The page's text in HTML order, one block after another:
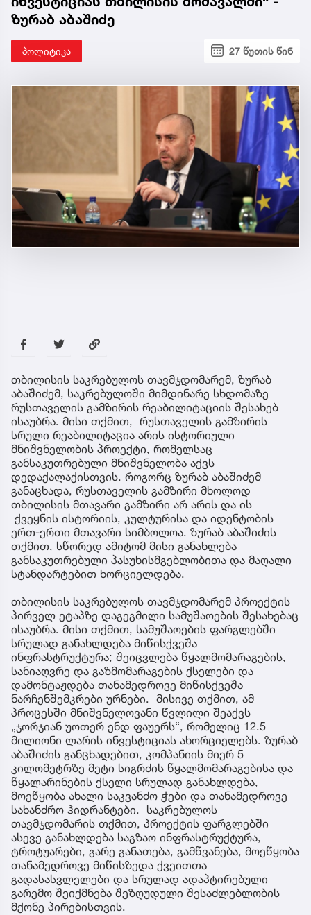
ზურაბ აბაშიძე
პოლიტიკა 27 წუთის წინ
თბილისის საკრებულოს თავმჯდომარემ, ზურაბ
აბაშიძემ, საკრებულოში მიმდინარე სხდომაზე
რუსთაველის გამზირის რეაბილიტაციის შესახებ
ისაუბრა. მისი თქმით, რუსთაველის გამზირის
სრული რეაბილიტაცია არის ისტორიული
მნიშვნელობის პროექტი, რომელსაც
განსაკუთრებული მნიშვნელობა აქვს
დედაქალაქისთვის. როგორც ზურაბ აბაშიძემ
განაცხადა, რუსთაველის გამზირი მხოლოდ
თბილისის მთავარი გამზირი არ არის და ის
ქვეყნის ისტორიის, კულტურისა და იდენტობის
ერთ-ერთი მთავარი სიმბოლოა. ზურაბ აბაშიძის
თქმით, სწორედ ამიტომ მისი განახლება
განსაკუთრებული პასუხისმგებლობითა და მაღალი
სტანდარტებით ხორციელდება.
თბილისის საკრებულოს თავმჯდომარემ პროექტის
პირველ ეტაპზე დაგეგმილი სამუშაოების შესახებაც
ისაუბრა. მისი თქმით, სამუშაოების ფარგლებში
სრულად განახლდება მიწისქვეშა
ინფრასტრუქტურა; შეიცვლება წყალმომარაგების,
სანიაღვრე და გაზმომარაგების ქსელები და
დამონტაჟდება თანამედროვე მიწისქვეშა
ნარჩენშემკრები ურნები. მისივე თქმით, ამ
პროცესში მნიშვნელოვანი წვლილი შეაქვს
„ჯორჯიან უოთერ ენდ ფაუერს“, რომელიც 12.5
მილიონი ლარის ინვესტიციას ახორციელებს. ზურაბ
აბაშიძის განცხადებით, კომპანიის მიერ 5
კილომეტრზე მეტი სიგრძის წყალმომარაგებისა და
წყალარინების ქსელი სრულად განახლდება,
მოეწყობა ახალი საკვანძო ჭები და თანამედროვე
სახანძრო ჰიდრანტები. საკრებულოს
თავმჯდომარის თქმით, პროექტის ფარგლებში
ასევე განახლდება საგზაო ინფრასტრუქტურა,
ტროტუარები, გარე განათება, გამწვანება, მოეწყობა
თანამედროვე მიწისზედა ქვეითთა
გადასასვლელები და სრულად ადაპტირებული
გარემო შეიქმნება შეზღუდული შესაძლებლობის
მქონე პირებისთვის.